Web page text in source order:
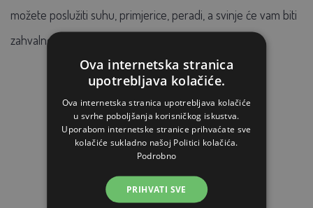
možete poslužiti suhu, primjerice, peradi, a svinje će vam biti
zahvalne ako smjesu poparite kipućom vodom.
POVEZANI ARTIKLI
Ova internetska stranica
upotrebljava kolačiće.
Ova internetska stranica upotrebljava kolačiće
u svrhe poboljšanja korisničkog iskustva.
Uporabom internetske stranice prihvaćate sve
kolačiće sukladno našoj Politici kolačića.
Podrobno
PRIHVATI SVE